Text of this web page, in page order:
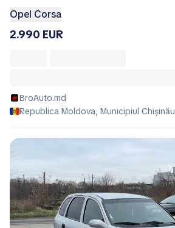
Opel Corsa
2.990 EUR
BroAuto.md
Republica Moldova, Municipiul Chișinău